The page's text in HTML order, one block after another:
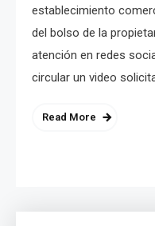
establecimiento
del bolso de la
atención en redes
circular un video
Read More